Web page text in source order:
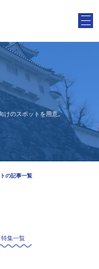
けのスポットを用意。
の記事一覧
集一覧